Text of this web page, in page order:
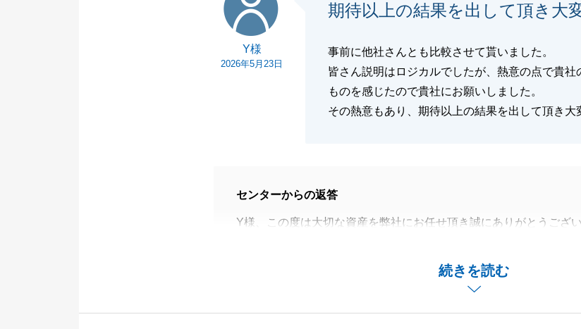
閉じる
Y様
2026年5月23日
期待以上の結果を出して頂き大
事前に他社さんとも比較させて貰いました。
皆さん説明はロジカルでしたが、熱意の点で貴社
ものを感じたので貴社にお願いしました。
その熱意もあり、期待以上の結果を出して頂き大
続きを読む
センターからの返答
Y様、この度は大切な資産を弊社にお任せ頂き誠にありがとうござ
Y様のご期待に応える事が出来て私自身、非常に嬉しく思っておりま
今後も、何かお困りのことがございましたらいつでもご連絡頂けれ